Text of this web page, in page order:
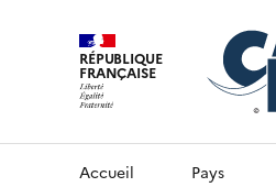
RÉPUBLIQUE
FRANÇAISE
Accueil Pays